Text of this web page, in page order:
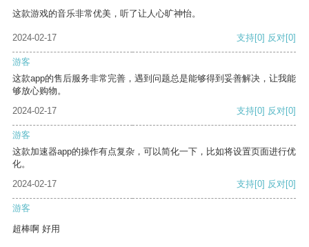
这款游戏的音乐非常优美，听了让人心旷神怡。
2024-02-17 支持[0] 反对[0]
游客
这款app的售后服务非常完善，遇到问题总是能够得到妥善解决，让我能
够放心购物。
2024-02-17
支持[0] 反对[0]
游客
这款加速器app的操作有点复杂，可以简化一下，比如将设置页面进行优
化。
2024-02-17
支持[0] 反对[0]
游客
超棒啊 好用